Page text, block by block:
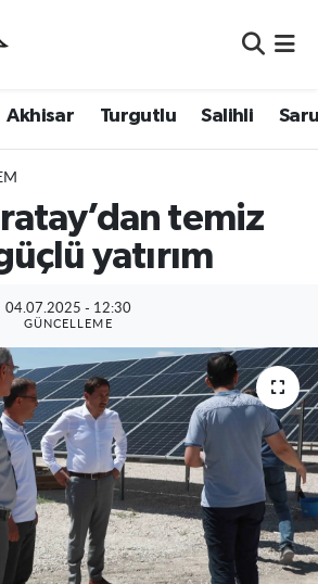
Akhisar Turgutlu Salihli
temiz
yatırım
04.07.2025 - 12:30
GÜNCELLEME
Eczaneler
Haritası
Durumu ve Fikstür